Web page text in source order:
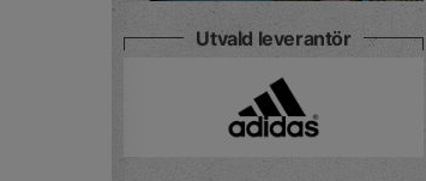
Utvald leverantör